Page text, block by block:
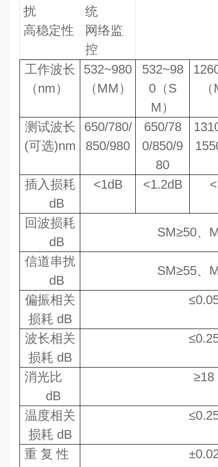
扰
统
高稳定性
网络监
控
工作波长
（nm ）
532~980
（ MM ）
532~98
0（S
M ）
（
测试波长
(可选)nm
650/780/
850/980
650/78
0/850/9
80
插入损耗
dB
<1dB <1.2dB
回波损耗
dB
SM≥50、
信道串扰
dB
SM≥55、
偏振相关
损耗 dB
≤
波长相关
损耗 dB
≤
消光比
dB
≥18
温度相关
损耗 dB
≤
重 复 性
±